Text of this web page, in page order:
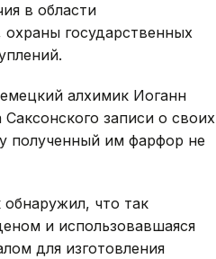
в области
государственных
алхимик Иоганн
записи о своих
полученный им фарфор не
что так
и использовавшаяся
для изготовления